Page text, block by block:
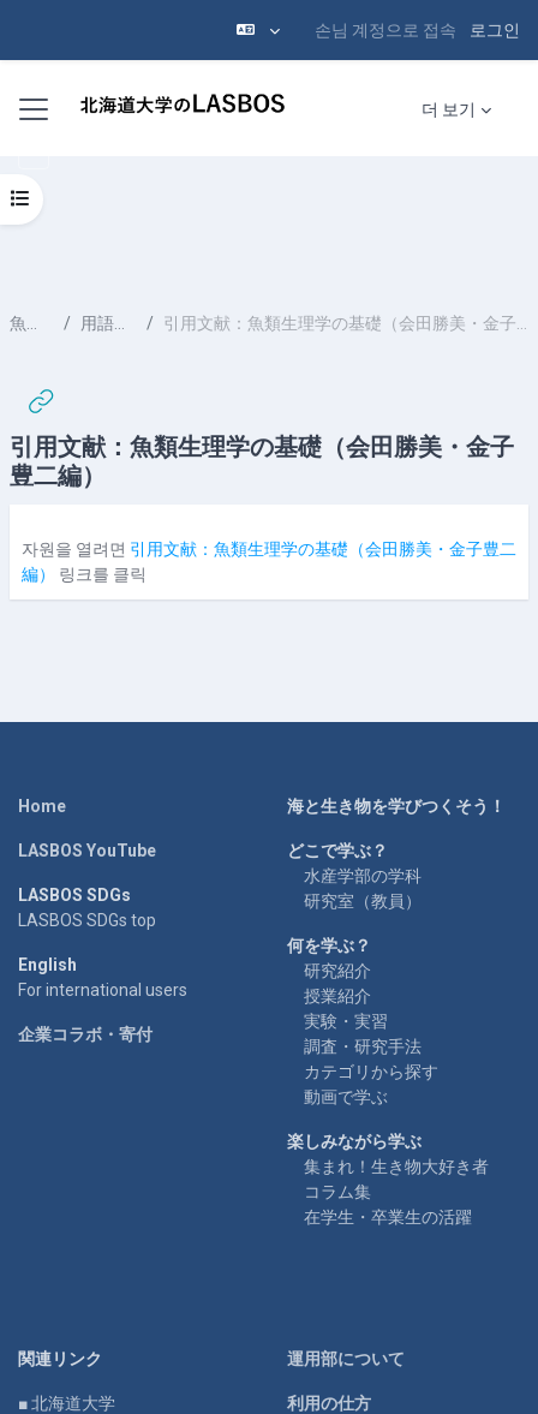
손님 계정으로 접속 로그인
측면 패널 더 보기
魚の卵 用語解説 引用文献：魚類生理学の基礎（会田勝美・金子豊二編）
引用文献：魚類生理学の基礎（会田勝美・金子
豊二編）
강의 목차 열기
자원을 열려면 引用文献：魚類生理学の基礎（会田勝美・金子豊二
編）
링크를 클릭
Home
LASBOS YouTube
LASBOS SDGs
LASBOS SDGs top
English
For international users
企業コラボ・寄付
海と生き物を学びつくそう！
どこで学ぶ？
水産学部の学科
研究室（教員）
何を学ぶ？
研究紹介
授業紹介
実験・実習
調査・研究手法
カテゴリから探す
動画で学ぶ
楽しみながら学ぶ
集まれ！生き物大好き者
コラム集
在学生・卒業生の活躍
関連リンク
■ 北海道大学
運用部について
利用の仕方